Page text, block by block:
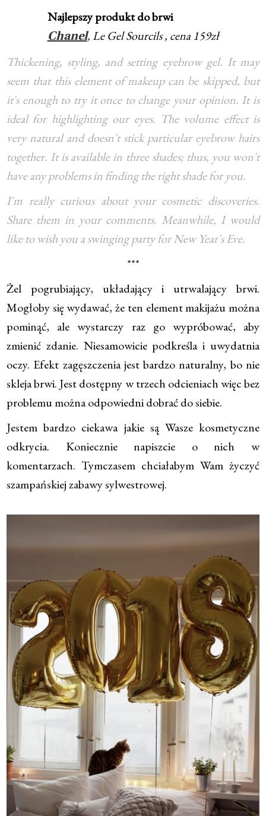
Najlepszy produkt do brwi
Chanel, Le Gel Sourcils , cena 159zł
Thickening, styling, and setting eyebrow gel. It may
seem that this element of makeup can be skipped, but
it's enough to try it once to change your opinion. It is
ideal for highlighting our eyes. The volume effect is
very natural and doesn't stick particular eyebrow hairs
together. It is available in three shades; thus, you won't
have any problems in finding the right shade for you.
I'm really curious about your cosmetic discoveries.
Share them in your comments. Meanwhile, I would
like to wish you a swinging party for New Year's Eve.
***
Żel pogrubiający, układający i utrwalający brwi.
Mogłoby się wydawać, że ten element makijażu można
pominąć, ale wystarczy raz go wypróbować, aby
zmienić zdanie. Niesamowicie podkreśla i uwydatnia
oczy. Efekt zagęszczenia jest bardzo naturalny, bo nie
skleja brwi. Jest dostępny w trzech odcieniach więc bez
problemu można odpowiedni dobrać do siebie.
Jestem bardzo ciekawa jakie są Wasze kosmetyczne
odkrycia. Koniecznie napiszcie o nich w
komentarzach. Tymczasem chciałabym Wam życzyć
szampańskiej zabawy sylwestrowej.